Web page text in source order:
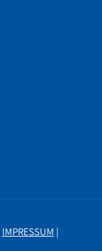
IMPRESSUM |